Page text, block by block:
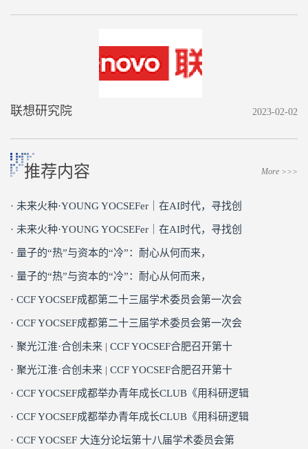
联想研究院 2023-02-02
推荐内容 More >>>
· 未来火种·YOUNG YOCSEFer｜在AI时代，寻找创
· 未来火种·YOUNG YOCSEFer｜在AI时代，寻找创
· 量子的“热”与资本的“冷”：耐心从何而来，
· 量子的“热”与资本的“冷”：耐心从何而来，
· CCF YOCSEF成都第二十三届学术委员会第一次会
· CCF YOCSEF成都第二十三届学术委员会第一次会
· 聚光江淮·合创未来 | CCF YOCSEF合肥召开第十
· 聚光江淮·合创未来 | CCF YOCSEF合肥召开第十
· CCF YOCSEF成都举办青年成长CLUB《用科研逻辑
· CCF YOCSEF成都举办青年成长CLUB《用科研逻辑
· CCF YOCSEF 大连分论坛第十八届学术委员会第